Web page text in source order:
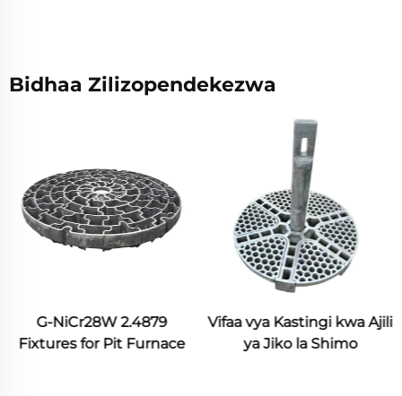
Bidhaa Zilizopendekezwa
Vifaa vya Kastingi kwa Ajili
ya Jiko la Shimo